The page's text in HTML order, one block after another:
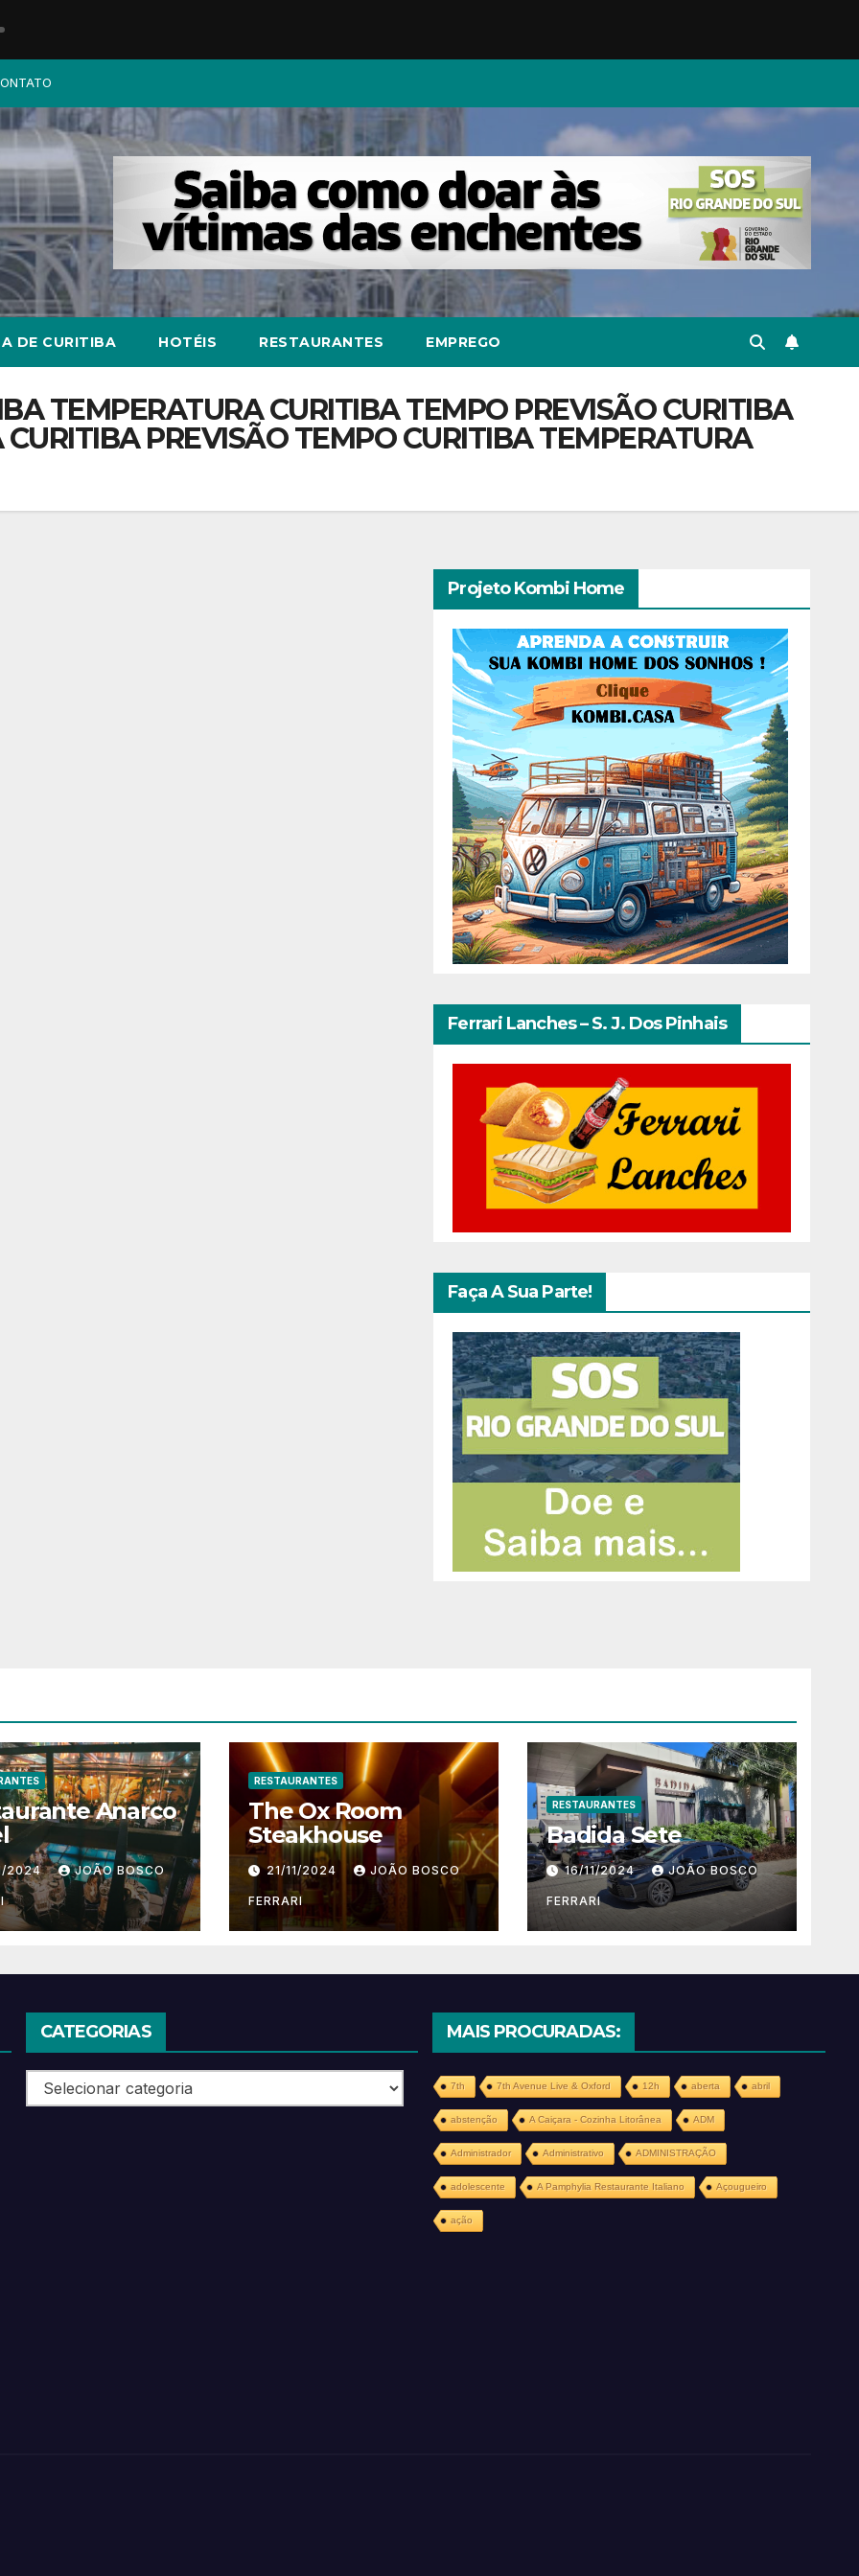
DE CURITIBA HOTÉIS RESTAURANTES EMPREGO
TEMPERATURA CURITIBA TEMPO PREVISÃO CURITIBA
PREVISÃO TEMPO CURITIBA TEMPERATURA
Projeto Kombi Home
Ferrari Lanches – S. J. Dos Pinhais
Faça A Sua Parte!
Anarco
2024 JOÃO BOSCO
RESTAURANTES
The Ox Room
Steakhouse
21/11/2024 JOÃO BOSCO
FERRARI
RESTAURANTES
Badida Sete
16/11/2024 JOÃO BOSCO
FERRARI
CATEGORIAS
Categorias
MAIS PROCURADAS:
7th 7th Avenue Live & Oxford 12h aberta abril
abstenção A Caiçara - Cozinha Litorânea ADM
Administrador Administrativo ADMINISTRAÇÃO
adolescente A Pamphylia Restaurante Italiano Açougueiro
ação